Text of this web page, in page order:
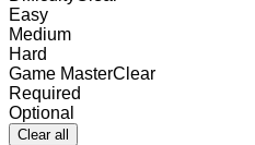
Easy
Medium
Hard
Game MasterClear
Required
Optional
Clear all